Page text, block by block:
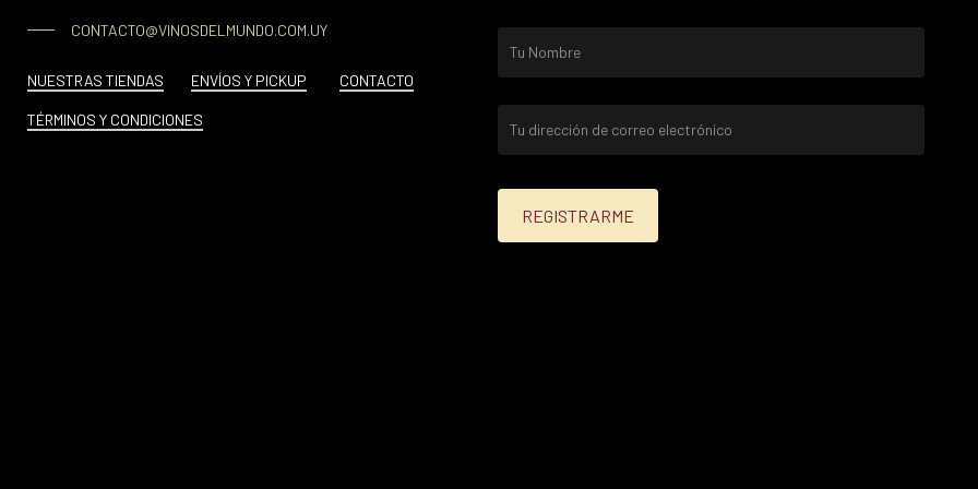
CONTACTO@VINOSDELMUNDO.COM.UY
NUESTRAS TIENDAS ENVÍOS Y PICKUP CONTACTO
TÉRMINOS Y CONDICIONES